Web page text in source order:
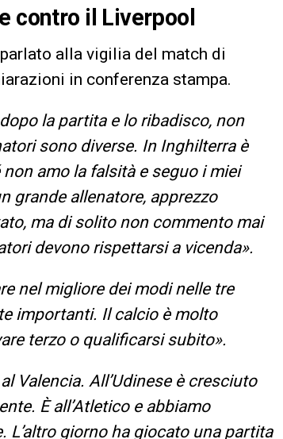
contro il Liverpool
parlato alla vigilia del match di
in conferenza stampa.
la partita e lo ribadisco, non
sono diverse. In Inghilterra è
amo la falsità e seguo i miei
grande allenatore, apprezzo
ma di solito non commento mai
devono rispettarsi a vicenda».
nel migliore dei modi nelle tre
importanti. Il calcio è molto
terzo o qualificarsi subito».
Valencia. All’Udinese è cresciuto
È all’Atletico e abbiamo
giorno ha giocato una partita